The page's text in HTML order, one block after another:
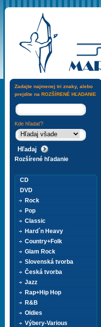
Zadajte najmenej tri znaky, alebo
prejdite na ROZŠÍRENÉ HĽADANIE
Kde hľadať?
Rozšírené hľadanie
CD
DVD
Rock
Pop
Classic
Hard´n Heavy
Country+Folk
Glam Rock
Slovenská tvorba
Česká tvorba
Jazz
Rap+Hip Hop
R&B
Oldies
Výbery-Various